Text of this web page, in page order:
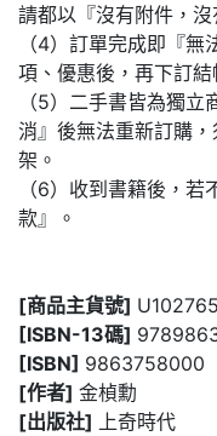
請都以『沒有附件，沒
（4）訂單完成即『
項、優惠後，再下訂
（5）二手書皆為獨
消』後無法重新訂購
架。
（6）收到書籍後，
款』。
[商品主貨號]
[ISBN-13碼]
[ISBN] 9863758000
[作者] 金楨勳
[出版社]
上奇時代